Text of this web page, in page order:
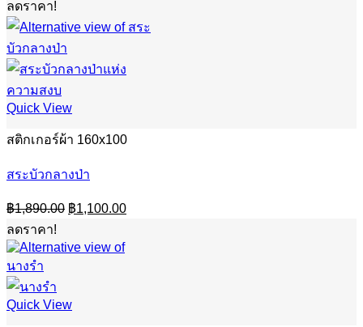
ลดราคา!
Quick View
สติกเกอร์ผ้า 160x100
สระบัวกลางป่า
฿1,890.00 Original
price
฿1,890.00.
฿1,100.00Current
price
ลดราคา!
Quick View